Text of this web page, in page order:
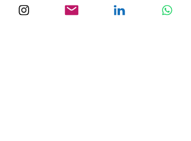
Gestion de projet(s)